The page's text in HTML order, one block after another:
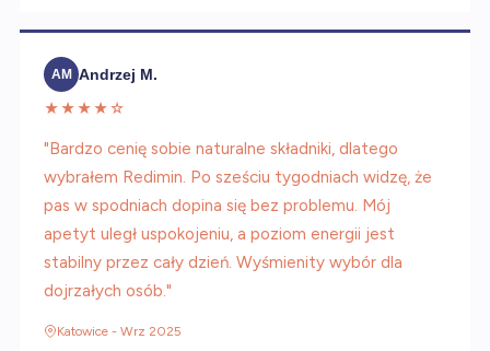
AM Andrzej M.
★★★★☆
"Bardzo cenię sobie naturalne składniki, dlatego
wybrałem Redimin. Po sześciu tygodniach widzę, że
pas w spodniach dopina się bez problemu. Mój
apetyt uległ uspokojeniu, a poziom energii jest
stabilny przez cały dzień. Wyśmienity wybór dla
dojrzałych osób."
Katowice - Wrz 2025